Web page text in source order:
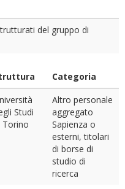
del gruppo di
Categoria
Studi
Torino
Altro personale
aggregato
Sapienza o
esterni, titolari
di borse di
studio di
ricerca